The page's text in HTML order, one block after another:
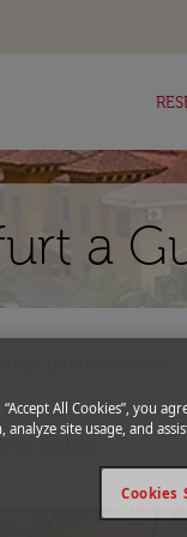
a
“Accept All Cookies”, you
analyze site usage, and
Cookies